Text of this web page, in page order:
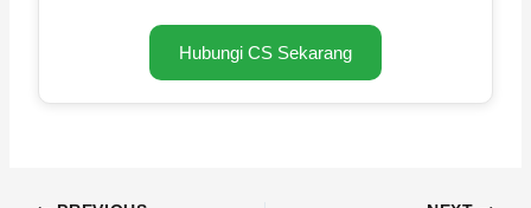
Hubungi CS Sekarang